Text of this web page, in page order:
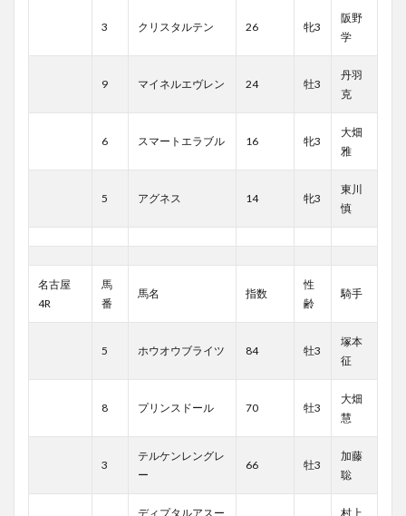
3 クリスタルテン 26 牝3
阪野
学
9 マイネルエヴレン 24 牡3
丹羽
克
6 スマートエラブル 16 牝3
大畑
雅
5 アグネス 14 牝3
東川
慎
名古屋
4R
馬
番
馬名 指数
性
齢
騎手
5 ホウオウブライツ 84 牡3
塚本
征
8 プリンスドール 70 牡3
大畑
慧
3
テルケンレングレ
ー
66 牡3
加藤
聡
ディプタルアスー 村上